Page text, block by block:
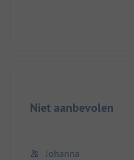
Niet aanbevolen
Johanna